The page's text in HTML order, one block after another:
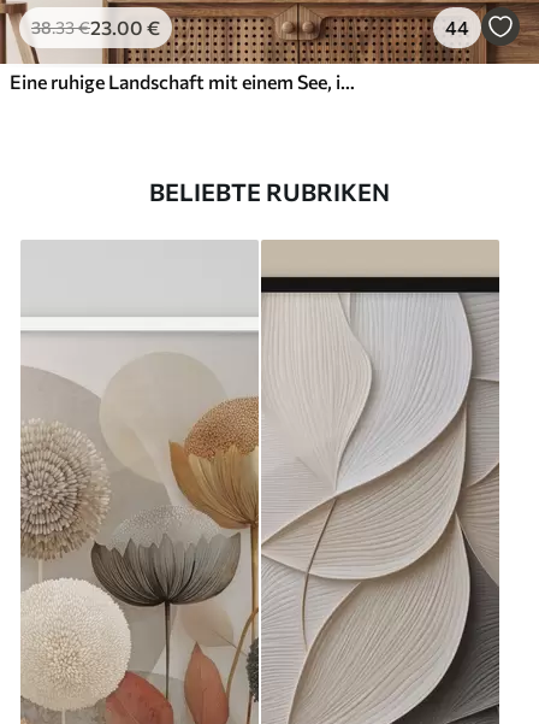
38.33€23.00 € 44
Eine ruhige Landschaft mit einem See, in dessen Hintergrund sich Berge spiegeln, und einem kleinen Boot auf dem ruhigen Wasser
BELIEBTE RUBRIKEN